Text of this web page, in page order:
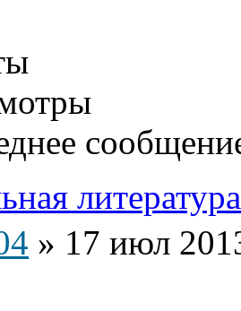
» 17 июл